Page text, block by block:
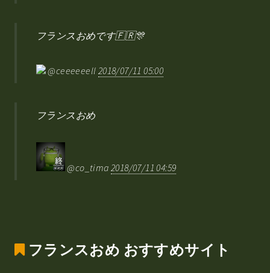
フランスおめです🇫🇷🎊
@ceeeeeell 2018/07/11 05:00
フランスおめ
@co_tima2018/07/11 04:59
フランスおめ おすすめサイト